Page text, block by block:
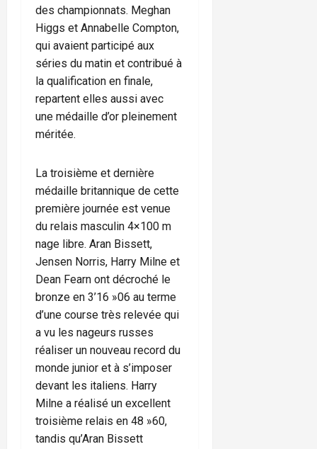
des championnats. Meghan
Higgs et Annabelle Compton,
qui avaient participé aux
séries du matin et contribué à
la qualification en finale,
repartent elles aussi avec
une médaille d’or pleinement
méritée.
La troisième et dernière
médaille britannique de cette
première journée est venue
du relais masculin 4×100 m
nage libre. Aran Bissett,
Jensen Norris, Harry Milne et
Dean Fearn ont décroché le
bronze en 3’16 »06 au terme
d’une course très relevée qui
a vu les nageurs russes
réaliser un nouveau record du
monde junior et à s’imposer
devant les italiens. Harry
Milne a réalisé un excellent
troisième relais en 48 »60,
tandis qu’Aran Bissett